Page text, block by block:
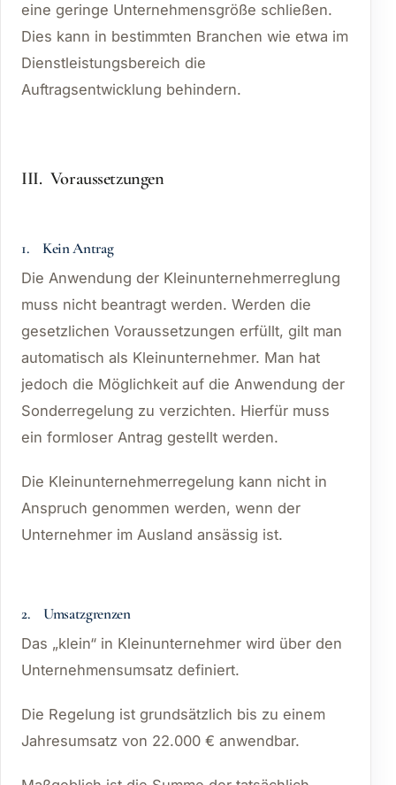
eine geringe Unternehmensgröße schließen.
Dies kann in bestimmten Branchen wie etwa im
Dienstleistungsbereich die
Auftragsentwicklung behindern.
III. Voraussetzungen
1. Kein Antrag
Die Anwendung der Kleinunternehmerreglung
muss nicht beantragt werden. Werden die
gesetzlichen Voraussetzungen erfüllt, gilt man
automatisch als Kleinunternehmer. Man hat
jedoch die Möglichkeit auf die Anwendung der
Sonderregelung zu verzichten. Hierfür muss
ein formloser Antrag gestellt werden.
Die Kleinunternehmerregelung kann nicht in
Anspruch genommen werden, wenn der
Unternehmer im Ausland ansässig ist.
2. Umsatzgrenzen
Das „klein“ in Kleinunternehmer wird über den
Unternehmensumsatz definiert.
Die Regelung ist grundsätzlich bis zu einem
Jahresumsatz von 22.000 € anwendbar.